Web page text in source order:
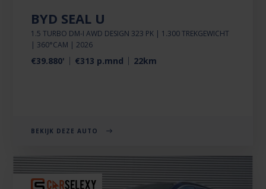
BYD SEAL U
1.5 TURBO DM-I AWD DESIGN 323 PK | 1.300 TREKGEWICHT
| 360°CAM | 2026
€39.880' €313 p.mnd 22km
BEKIJK DEZE AUTO